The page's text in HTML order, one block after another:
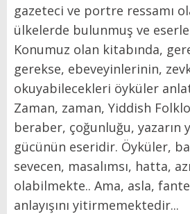
gazeteci ve portre ressamı
ülkelerde bulunmuş ve
Konumuz olan kitabında,
gerekse, ebeveyinlerinin,
okuyabilecekleri öyküler
Zaman, zaman, Yiddish
beraber, çoğunluğu, yazarın
gücünün eseridir. Öyküler,
sevecen, masalımsı, hatta,
olabilmekte.. Ama, asla,
anlayışını yitirmemektedir...